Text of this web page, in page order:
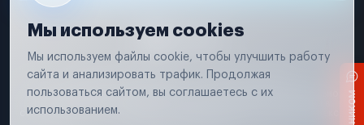
Условия использования
Удаление аккаунта
Вся информация, представленная на сайте, носит исключительно
соответствии с положениями статьи 437 (п. 2) Гражданского кодекса
Мы используем cookies
Мы используем файлы cookie, чтобы улучшить работу
сайта и анализировать трафик. Продолжая
пользоваться сайтом, вы соглашаетесь с их
использованием.